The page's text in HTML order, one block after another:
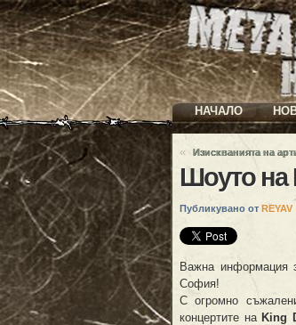
НАЧАЛО
« Изискванията на
Шоуто на
Публикувано от REYAV
Важна информация
София!
С огромно
концертите на King